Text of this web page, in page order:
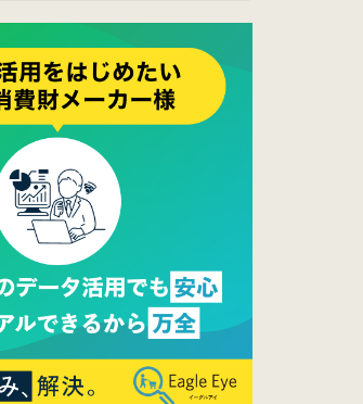
す。
レコンでブログ掲載が始まりまし
。ぜひご覧ください。
レコンのサイト機能を大幅バージ
ンアップ。詳細はこちら。⇒
ージへ
レコンが機能拡充し、サイトリニ
ーアルしました。⇒
ページを開設しました。
はこちら。
コンサイトリリースしました。